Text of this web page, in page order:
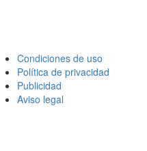
Condiciones de uso
Política de privacidad
Publicidad
Aviso legal